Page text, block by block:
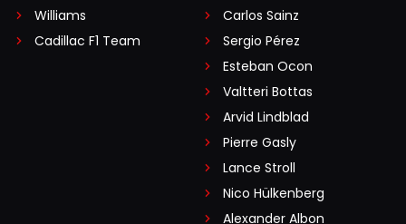
Williams
Cadillac F1 Team
Carlos Sainz
Sergio Pérez
Esteban Ocon
Valtteri Bottas
Arvid Lindblad
Pierre Gasly
Lance Stroll
Nico Hülkenberg
Alexander Albon